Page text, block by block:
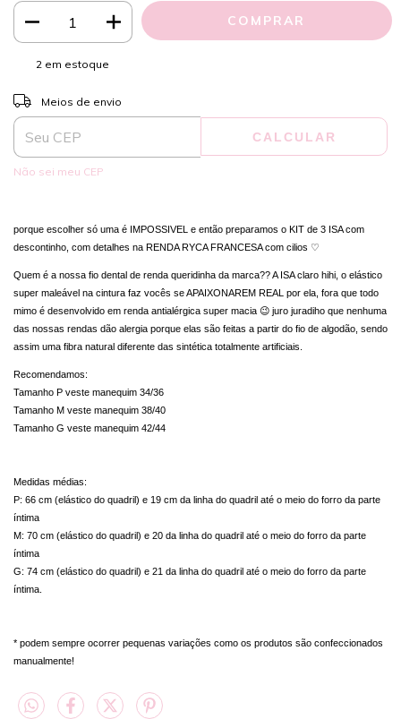
2 em estoque
Entregas para o CEP:
Meios de envio
CALCULAR
Não sei meu CEP
porque escolher só uma é IMPOSSIVEL e então preparamos o KIT de 3 ISA com
descontinho, com detalhes na RENDA RYCA FRANCESA com cilios ♡
Quem é a nossa fio dental de renda queridinha da marca?? A ISA claro hihi, o elástico
super maleável na cintura faz vocês se APAIXONAREM REAL por ela, fora que todo
mimo é desenvolvido em renda antialérgica super macia 😉 juro juradiho que nenhuma
das nossas rendas dão alergia porque elas são feitas a partir do fio de algodão, sendo
assim uma fibra natural diferente das sintética totalmente artificiais.
Recomendamos:
Tamanho P veste manequim 34/36
Tamanho M veste manequim 38/40
Tamanho G veste manequim 42/44
Medidas médias:
P: 66 cm (elástico do quadril) e 19 cm da linha do quadril até o meio do forro da parte
íntima
M: 70 cm (elástico do quadril) e 20 da linha do quadril até o meio do forro da parte
íntima
G: 74 cm (elástico do quadril) e 21 da linha do quadril até o meio do forro da parte
íntima.
* podem sempre ocorrer pequenas variações como os produtos são confeccionados
manualmente!